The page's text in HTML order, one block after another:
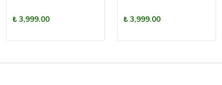
₺ 3,999.00 ₺ 3,999.00